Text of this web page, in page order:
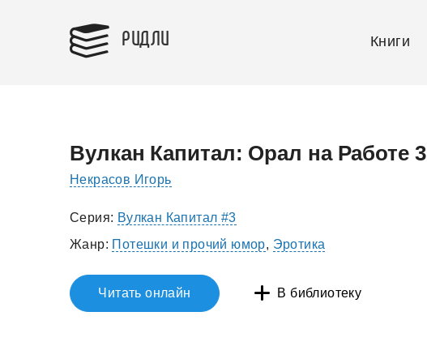
РИДЛИ Книги
Вулкан Капитал: Орал на Работе 3
Некрасов Игорь
Серия: Вулкан Капитал #3
Жанр: Потешки и прочий юмор, Эротика
Читать онлайн В библиотеку